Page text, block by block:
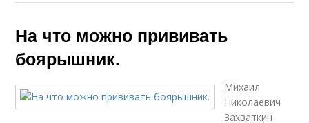
На что можно прививать
боярышник.
Михаил
Николаевич
Захваткин